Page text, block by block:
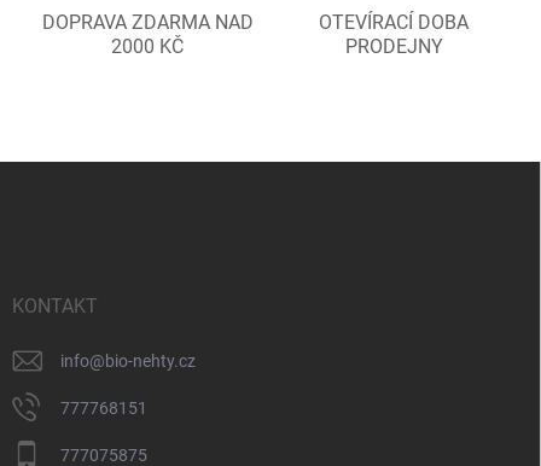
DOPRAVA ZDARMA NAD
2000 KČ
OTEVÍRACÍ DOBA
PRODEJNY
KONTAKT
info@bio-nehty.cz
777768151
777075875